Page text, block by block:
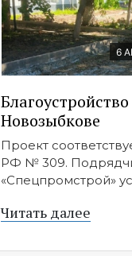
6
Новозыбкове
Проект
РФ № 309.
«Спецпромстрой»
Читать далее